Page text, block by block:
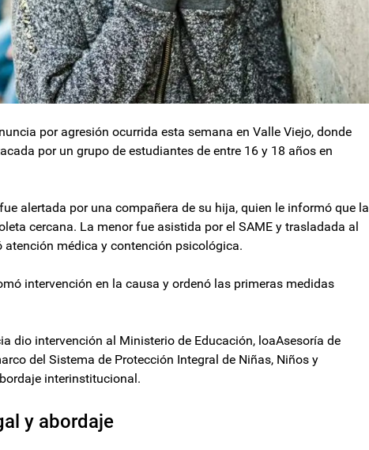
por agresión ocurrida esta semana en Valle Viejo, donde
por un grupo de estudiantes de entre 16 y 18 años en
alertada por una compañera de su hija, quien le informó que la
cercana. La menor fue asistida por el SAME y trasladada al
atención médica y contención psicológica.
intervención en la causa y ordenó las primeras medidas
dio intervención al Ministerio de Educación, loaAsesoría de
del Sistema de Protección Integral de Niñas, Niños y
interinstitucional.
y abordaje